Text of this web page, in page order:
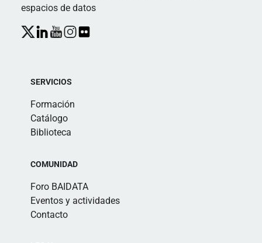
espacios de datos
SERVICIOS
Formación
Catálogo
Biblioteca
COMUNIDAD
Foro BAIDATA
Eventos y actividades
Contacto